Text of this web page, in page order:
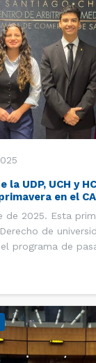
la UDP, UCH y
en el
de 2025. Esta
de
programa de
Entre el 3 de
su pasantía